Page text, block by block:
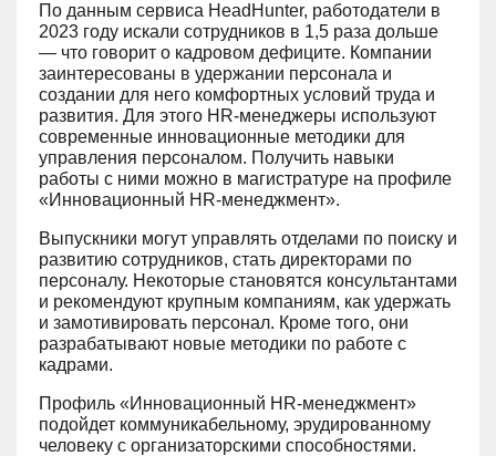
По данным сервиса HeadHunter, работодатели в
2023 году искали сотрудников в 1,5 раза дольше
— что говорит о кадровом дефиците. Компании
заинтересованы в удержании персонала и
создании для него комфортных условий труда и
развития. Для этого HR-менеджеры используют
современные инновационные методики для
управления персоналом. Получить навыки
работы с ними можно в магистратуре на профиле
«Инновационный HR-менеджмент».
Выпускники могут управлять отделами по поиску и
развитию сотрудников, стать директорами по
персоналу. Некоторые становятся консультантами
и рекомендуют крупным компаниям, как удержать
и замотивировать персонал. Кроме того, они
разрабатывают новые методики по работе с
кадрами.
Профиль «Инновационный HR-менеджмент»
подойдет коммуникабельному, эрудированному
человеку с организаторскими способностями.